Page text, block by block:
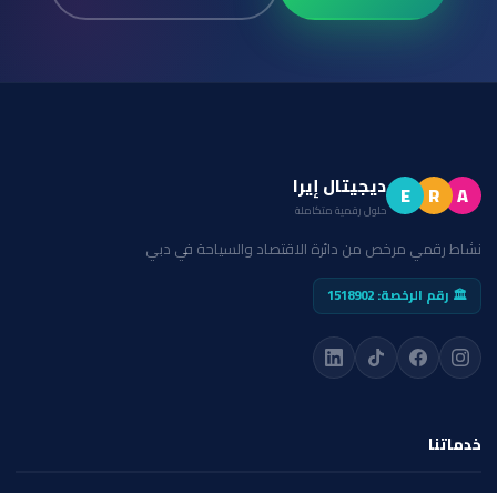
E R A ديجيتال إيرا
حلول رقمية متكاملة
نشاط رقمي مرخص من دائرة الاقتصاد والسياحة في دبي
🏛️ رقم الرخصة: 1518902
خدماتنا